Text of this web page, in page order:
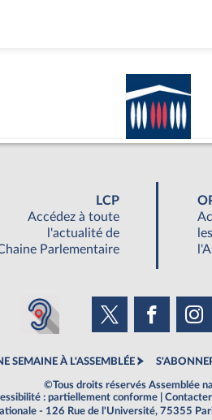
LCP
Accédez à toute
l'actualité de
Parlementaire
SEMAINE À L'ASSEMBLÉE
©Tous droits réservés Assemblée
: partiellement conforme
- 126 Rue de l'Université, 75355